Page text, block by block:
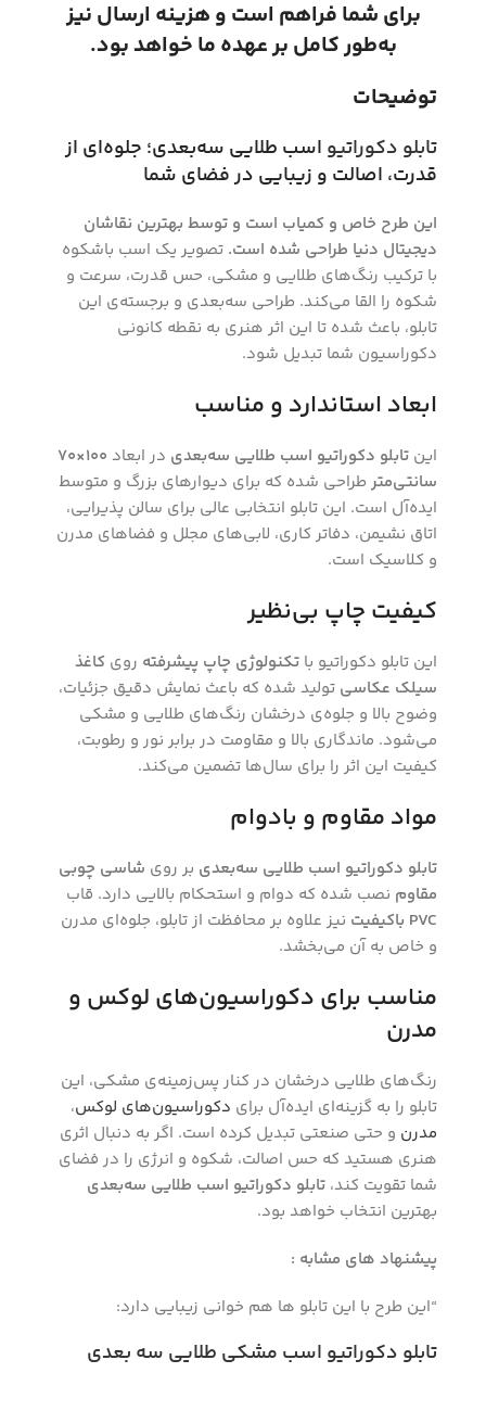
برای شما فراهم است و هزینه ارسال نیز
به‌طور کامل بر عهده ما خواهد بود.
توضیحات
تابلو دکوراتیو اسب طلایی سه‌بعدی؛ جلوه‌ای از
قدرت، اصالت و زیبایی در فضای شما
این طرح خاص و کمیاب است و توسط بهترین نقاشان
دیجیتال دنیا طراحی شده است. تصویر یک اسب باشکوه
با ترکیب رنگ‌های طلایی و مشکی، حس قدرت، سرعت و
شکوه را القا می‌کند. طراحی سه‌بعدی و برجسته‌ی این
تابلو، باعث شده تا این اثر هنری به نقطه کانونی
دکوراسیون شما تبدیل شود.
ابعاد استاندارد و مناسب
این تابلو دکوراتیو اسب طلایی سه‌بعدی در ابعاد
100×70
سانتی‌متر طراحی شده که برای دیوارهای بزرگ و متوسط
ایده‌آل است. این تابلو انتخابی عالی برای سالن پذیرایی،
اتاق نشیمن، دفاتر کاری، لابی‌های مجلل و فضاهای مدرن
و کلاسیک است.
کیفیت چاپ بی‌نظیر
این تابلو دکوراتیو با تکنولوژی چاپ پیشرفته روی کاغذ
سیلک عکاسی تولید شده که باعث نمایش دقیق جزئیات،
وضوح بالا و جلوه‌ی درخشان رنگ‌های طلایی و مشکی
می‌شود. ماندگاری بالا و مقاومت در برابر نور و رطوبت،
کیفیت این اثر را برای سال‌ها تضمین می‌کند.
مواد مقاوم و بادوام
تابلو دکوراتیو اسب طلایی سه‌بعدی بر روی شاسی چوبی
مقاوم نصب شده که دوام و استحکام بالایی دارد. قاب
PVC باکیفیت
نیز علاوه بر محافظت از تابلو، جلوه‌ای مدرن
و خاص به آن می‌بخشد.
مناسب برای دکوراسیون‌های لوکس و
مدرن
رنگ‌های طلایی درخشان در کنار پس‌زمینه‌ی مشکی، این
تابلو را به گزینه‌ای ایده‌آل برای دکوراسیون‌های لوکس،
مدرن و حتی صنعتی تبدیل کرده است. اگر به دنبال اثری
هنری هستید که حس اصالت، شکوه و انرژی را در فضای
شما تقویت کند، تابلو دکوراتیو اسب طلایی سه‌بعدی
بهترین انتخاب خواهد بود.
پیشنهاد های مشابه :
“این طرح با این تابلو ها هم خوانی زیبایی دارد:
تابلو دکوراتیو اسب مشکی طلایی سه بعدی